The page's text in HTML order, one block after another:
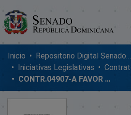
Comunidades
Glosario
Nosotros
Inicio
Repositorio Digital SenadoRD
Iniciativas Legislativas
CONTR.04907-A FAVOR DEL SR. ALEJANDRO AYBAR MARTÍN